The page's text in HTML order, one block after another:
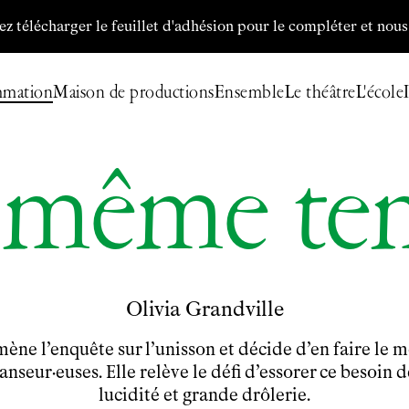
le feuillet d'adhésion pour le compléter et nous le
Maison de productionsEnsembleLe théâtreL'école
Olivia Grandville
l’enquête sur l’unisson et décide d’en faire le
Elle relève le défi d’essorer ce besoin
lucidité et grande drôlerie.
Billetterie
Programmation
Créations deFanny de Chaillé
Coproductions
Ensemble